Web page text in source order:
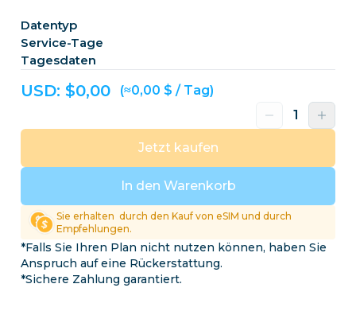
Datentyp
Service-Tage
Tagesdaten
USD: $0,00 (≈0,00 $ / Tag)
In den Warenkorb
Jetzt kaufen
Sie erhalten durch den Kauf von eSIM und durch
Empfehlungen.
*Falls Sie Ihren Plan nicht nutzen können, haben Sie
Anspruch auf eine Rückerstattung.
*Sichere Zahlung garantiert.